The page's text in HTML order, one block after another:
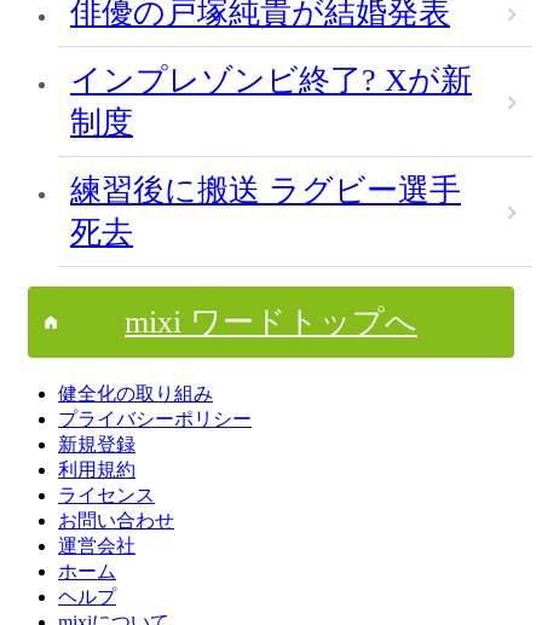
俳優の戸塚純貴が結婚発表
インプレゾンビ終了? Xが新
制度
練習後に搬送 ラグビー選手
死去
mixi ワードトップへ
健全化の取り組み
プライバシーポリシー
新規登録
利用規約
ライセンス
お問い合わせ
運営会社
ホーム
ヘルプ